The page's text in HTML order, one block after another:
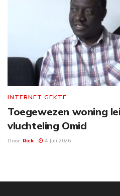
INTERNET GEKTE
Toegewezen woning
vluchteling Omid
Door Rick 4 Juli 2026